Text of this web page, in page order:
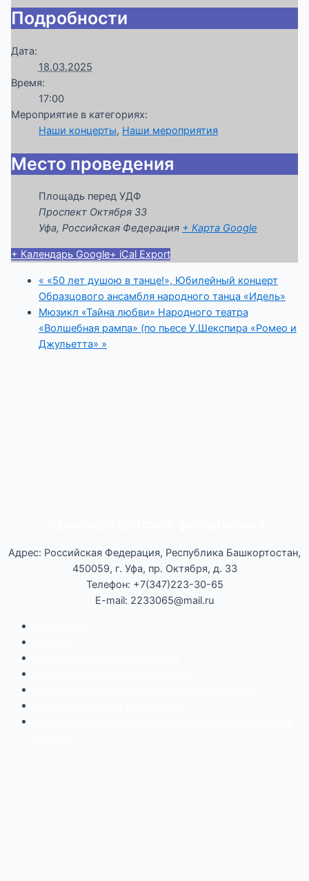
Подробности
Дата:
18.03.2025
Время:
17:00
Мероприятие в категориях:
Наши концерты, Наши мероприятия
Место проведения
Площадь перед УДФ
Проспект Октября 33
Уфа, Российская Федерация + Карта Google
+ Календарь Google+ iCal Export
« «50 лет душою в танце!», Юбилейный концерт
Образцового ансамбля народного танца «Идель»
Мюзикл «Тайна любви» Народного театра
«Волшебная рампа» (по пьесе У.Шекспира «Ромео и
Джульетта» »
Адрес: Российская Федерация, Республика Башкортостан,
450059, г. Уфа, пр. Октября, д. 33
Телефон: +7(347)223-30-65
E-mail: 2233065@mail.ru